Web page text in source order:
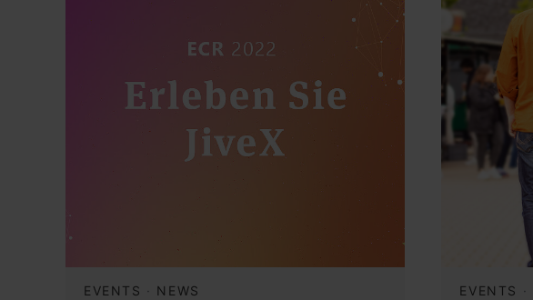
EVENTS · NEWS EVENTS ·